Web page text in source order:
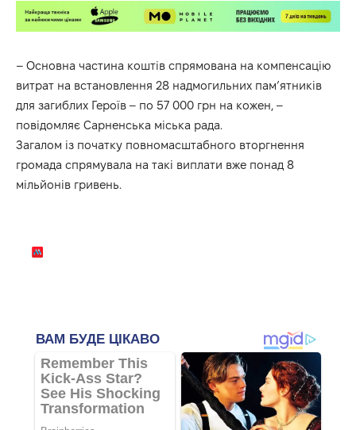
– Основна частина коштів спрямована на компенсацію
витрат на встановлення 28 надмогильних пам’ятників
для загиблих Героїв – по 57 000 грн на кожен, –
повідомляє Сарненська міська рада.
Загалом із початку повномасштабного вторгнення
громада спрямувала на такі виплати вже понад 8
мільйонів гривень.